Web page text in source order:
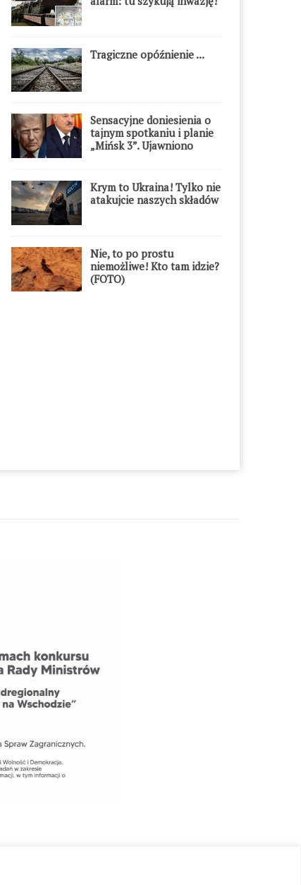
Tragiczne opóźnienie ...
Sensacyjne doniesienia o
tajnym spotkaniu i planie
„Mińsk 3”. Ujawniono
Krym to Ukraina! Tylko nie
atakujcie naszych składów
Nie, to po prostu
niemożliwe! Kto tam idzie?
(FOTO)